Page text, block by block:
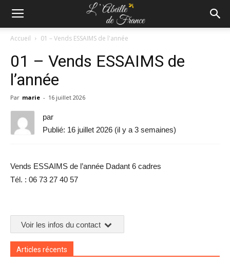
Accueil 01 – Vends ESSAIMS de l'année
01 – Vends ESSAIMS de
l’année
Par marie - 16 juillet 2026
par
Publié: 16 juillet 2026 (il y a 3 semaines)
Vends ESSAIMS de l’année Dadant 6 cadres
Tél. : 06 73 27 40 57
Voir les infos du contact
Articles récents